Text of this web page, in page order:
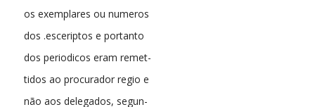
os exemplares ou numeros
dos .esceriptos e portanto
dos periodicos eram remet-
tidos ao procurador regio e
não aos delegados, segun-